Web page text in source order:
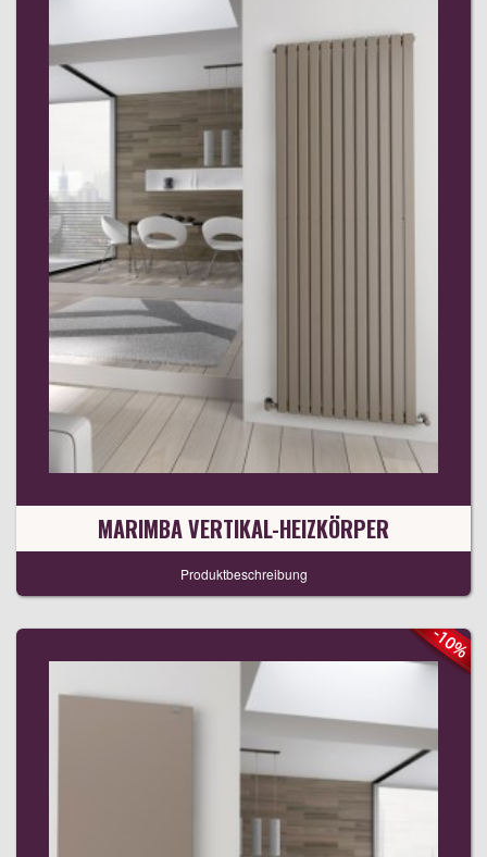
MARIMBA VERTIKAL-HEIZKÖRPER
Produktbeschreibung